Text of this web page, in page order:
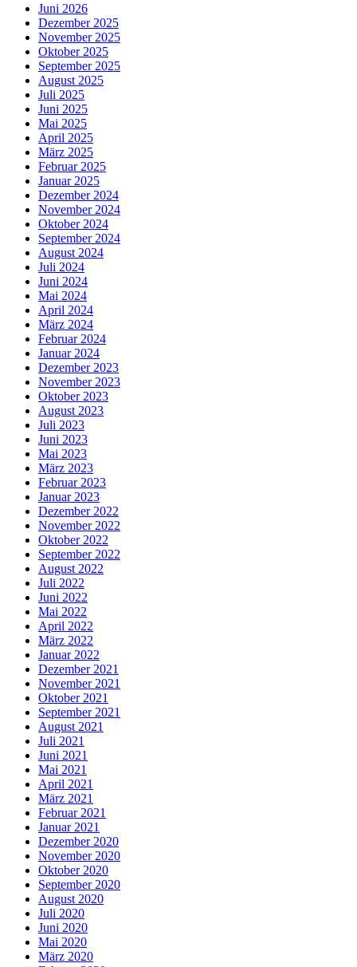
Juni 2026
Dezember 2025
November 2025
Oktober 2025
September 2025
August 2025
Juli 2025
Juni 2025
Mai 2025
April 2025
März 2025
Februar 2025
Januar 2025
Dezember 2024
November 2024
Oktober 2024
September 2024
August 2024
Juli 2024
Juni 2024
Mai 2024
April 2024
März 2024
Februar 2024
Januar 2024
Dezember 2023
November 2023
Oktober 2023
August 2023
Juli 2023
Juni 2023
Mai 2023
März 2023
Februar 2023
Januar 2023
Dezember 2022
November 2022
Oktober 2022
September 2022
August 2022
Juli 2022
Juni 2022
Mai 2022
April 2022
März 2022
Januar 2022
Dezember 2021
November 2021
Oktober 2021
September 2021
August 2021
Juli 2021
Juni 2021
Mai 2021
April 2021
März 2021
Februar 2021
Januar 2021
Dezember 2020
November 2020
Oktober 2020
September 2020
August 2020
Juli 2020
Juni 2020
Mai 2020
März 2020